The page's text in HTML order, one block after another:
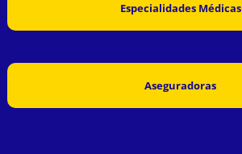
Especialidades Médicas
Aseguradoras